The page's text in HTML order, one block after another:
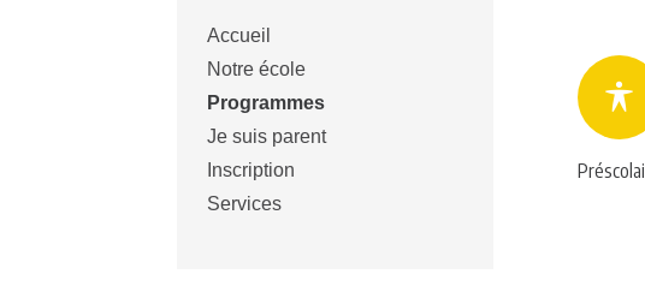
Accueil
Notre école
Programmes
Je suis parent
Inscription
Services